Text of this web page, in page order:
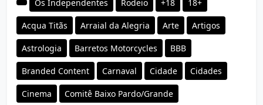
Os Independentes Rodeio +18 18+
Acqua Titãs Arraial da Alegria Arte Artigos
Astrologia Barretos Motorcycles BBB
Branded Content Carnaval Cidade Cidades
Cinema Comitê Baixo Pardo/Grande